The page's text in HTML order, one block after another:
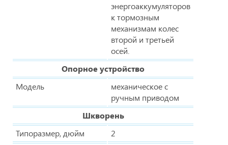
энергоаккумуляторов
к тормозным
механизмам колес
второй и третьей
осей.
Опорное устройство
Модель
механическое с
ручным приводом
Шкворень
Типоразмер, дюйм
2